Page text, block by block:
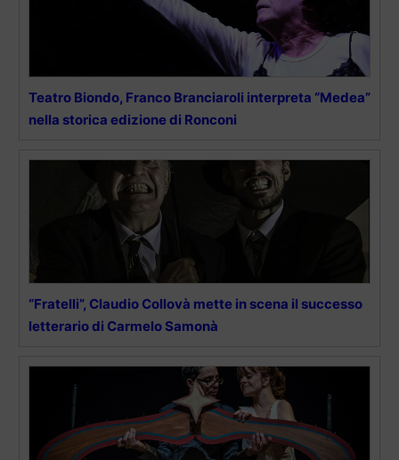
Teatro Biondo, Franco Branciaroli interpreta “Medea”
nella storica edizione di Ronconi
“Fratelli”, Claudio Collovà mette in scena il successo
letterario di Carmelo Samonà